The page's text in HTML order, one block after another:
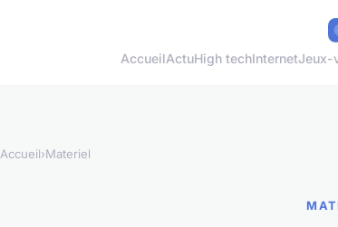
AccueilActuHigh techInternetJeux-
Accueil›Materiel